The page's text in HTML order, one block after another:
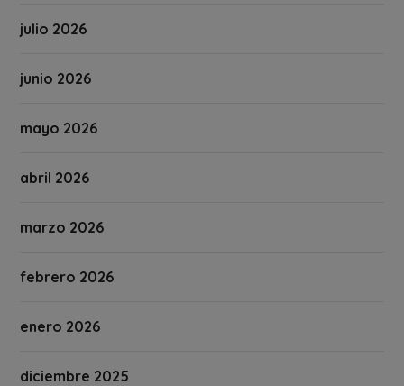
julio 2026
junio 2026
mayo 2026
abril 2026
marzo 2026
febrero 2026
enero 2026
diciembre 2025